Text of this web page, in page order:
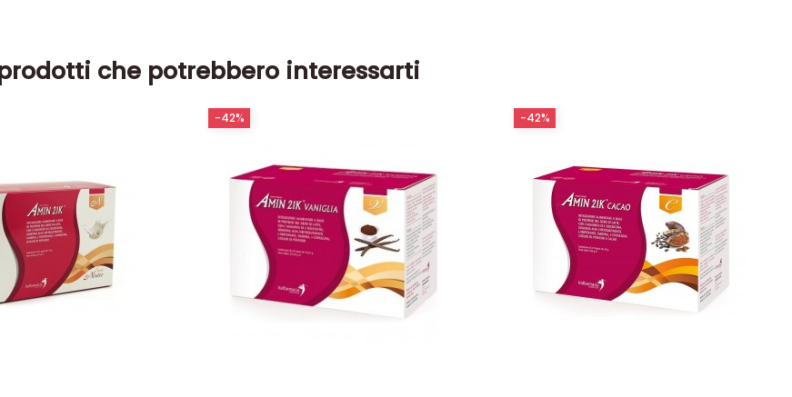
che potrebbero interessarti
-42% -42%